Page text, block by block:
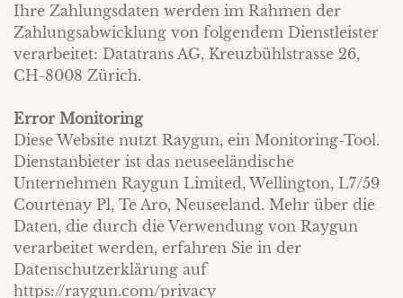
Ihre Zahlungsdaten werden im Rahmen der
Zahlungsabwicklung von folgendem Dienstleister
verarbeitet: Datatrans AG, Kreuzbühlstrasse 26,
CH-8008 Zürich.
Error Monitoring
Diese Website nutzt Raygun, ein Monitoring-Tool.
Dienstanbieter ist das neuseeländische
Unternehmen Raygun Limited, Wellington, L7/59
Courtenay Pl, Te Aro, Neuseeland. Mehr über die
Daten, die durch die Verwendung von Raygun
verarbeitet werden, erfahren Sie in der
Datenschutzerklärung auf
https://raygun.com/privacy